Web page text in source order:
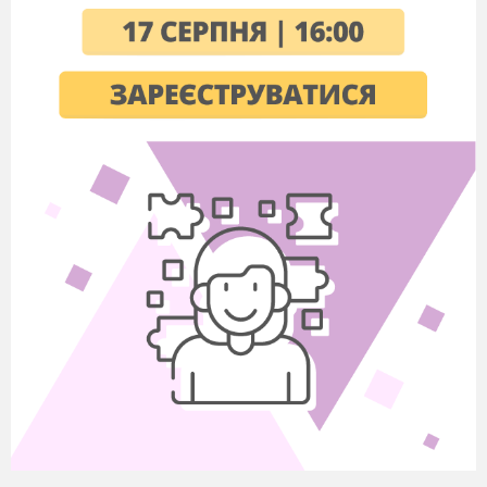
Які ваші найважливіші цінності в житті?
Асоціативне гроно
отримати
освіту
здобути
професію
дружба
реалізувати
Цінності
толерантність
стати
успішним
самоповага
мати гарну родину
відповідальність
довіра
Перевірка самостійно складених
вдома власних висловлювань